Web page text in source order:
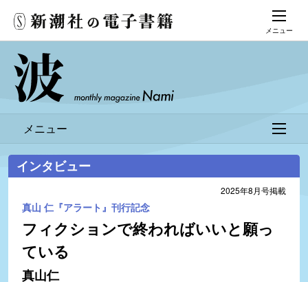
メニュー
メニュー
インタビュー
2025年8月号掲載
真山 仁『アラート』刊行記念
フィクションで終わればいいと願っ
ている
真山仁